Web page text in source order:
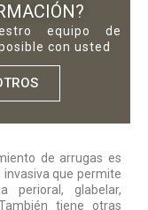
equipo de
con usted
de arrugas es
que permite
perioral, glabelar,
tiene otras